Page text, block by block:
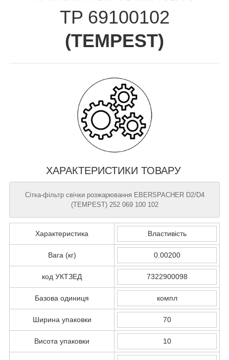
TP 69100102
(TEMPEST)
ХАРАКТЕРИСТИКИ ТОВАРУ
Сітка-фільтр свічки розжарювання EBERSPACHER D2/D4
(TEMPEST) 252 069 100 102
Характеристика Властивість
Вага (кг) 0.00200
код УКТЗЕД 7322900098
Базова одиниця компл
Ширина упаковки 70
Висота упаковки 10